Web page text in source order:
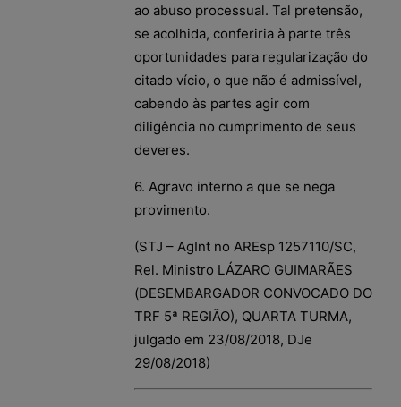
ao abuso processual. Tal pretensão,
se acolhida, conferiria à parte três
oportunidades para regularização do
citado vício, o que não é admissível,
cabendo às partes agir com
diligência no cumprimento de seus
deveres.
6. Agravo interno a que se nega
provimento.
(STJ – AgInt no AREsp 1257110/SC,
Rel. Ministro LÁZARO GUIMARÃES
(DESEMBARGADOR CONVOCADO DO
TRF 5ª REGIÃO), QUARTA TURMA,
julgado em 23/08/2018, DJe
29/08/2018)